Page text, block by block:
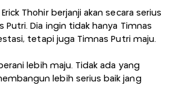
Erick Thohir berjanji akan secara serius
Putri. Dia ingin tidak hanya Timnas
tetapi juga Timnas Putri maju.
lebih maju. Tidak ada yang
lebih serius baik jang